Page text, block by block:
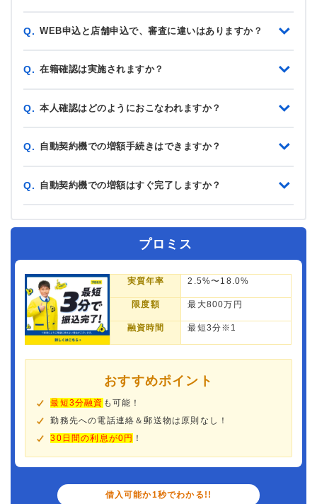
Q. WEB申込と店舗申込で、審査に違いはありますか？
Q. 在籍確認は実施されますか？
Q. 本人確認はどのようにおこなわれますか？
Q. 自動契約機での増額手続きはできますか？
Q. 自動契約機での増額はすぐ完了しますか？
プロミス
実質年率 2.5%〜18.0%
限度額 最大800万円
融資時間 最短3分※1
おすすめポイント
最短3分融資 も可能！
勤務先への電話連絡＆郵送物は原則なし！
30日間の利息が0円 ！
借入可能か1秒でわかる!!